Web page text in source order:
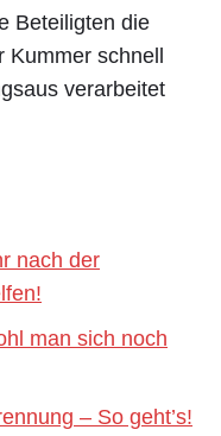
Beteiligten die
schnell
verarbeitet
nach der
man sich noch
– So geht’s!